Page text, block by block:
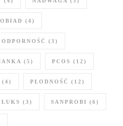
OBIAD (4)
ODPORNOŚĆ (3)
(5) PCOS (12)
(4) PŁODNOŚĆ (12)
(3) SANPROBI (6)